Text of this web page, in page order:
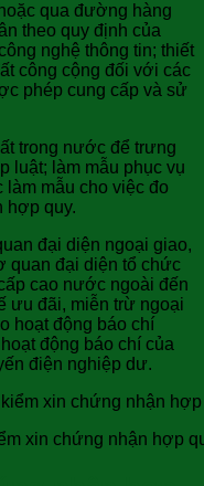
qua đường hàng
theo quy định của
nghệ thông tin; thiết
công cộng đối với các
phép cung cấp và sử
trong nước để trưng
luật; làm mẫu phục vụ
làm mẫu cho việc đo
hợp quy.
đại diện ngoại giao,
quan đại diện tổ chức
cao nước ngoài đến
ưu đãi, miễn trừ ngoại
hoạt động báo chí
động báo chí của
điện nghiệp dư.
xin chứng nhận hợp